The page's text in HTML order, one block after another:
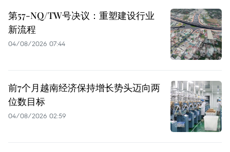
第57-NQ/TW号决议：重塑建设行业
新流程
04/08/2026 07:44
前7个月越南经济保持增长势头迈向两
位数目标
04/08/2026 02:59